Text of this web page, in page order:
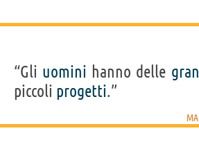
“Gli uomini hanno delle
piccoli progetti.”